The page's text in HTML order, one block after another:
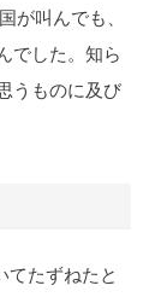
が叫んでも、
でした。知ら
うものに及び
てたずねたと